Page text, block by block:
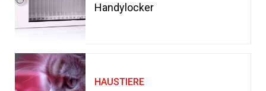
Handylocker
HAUSTIERE